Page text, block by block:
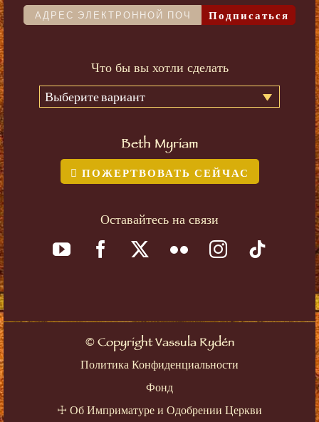
Подписаться
Что бы вы хотли сделать
Выберите вариант
Beth Myriam
ПОЖЕРТВОВАТЬ СЕЙЧАС
Оставайтесь на связи
©Copyright Vassula Rydén
Политика Конфиденциальности
Фонд
☩ Об Имприматуре и Одобрении Церкви